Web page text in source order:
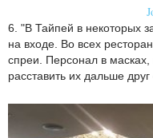
6. "В Тайпей в некоторых
на входе. Во всех
спреи. Персонал в
расставить их дальше друг